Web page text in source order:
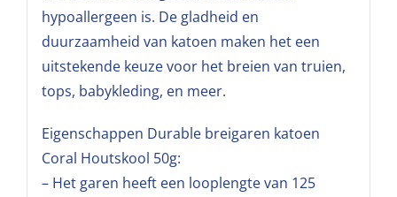
hypoallergeen is. De gladheid en
duurzaamheid van katoen maken het een
uitstekende keuze voor het breien van truien,
tops, babykleding, en meer.
Eigenschappen Durable breigaren katoen
Coral Houtskool 50g:
– Het garen heeft een looplengte van 125